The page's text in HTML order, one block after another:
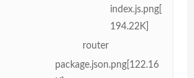
index.js.png[
194.22K]
router
package.json.png[122.16